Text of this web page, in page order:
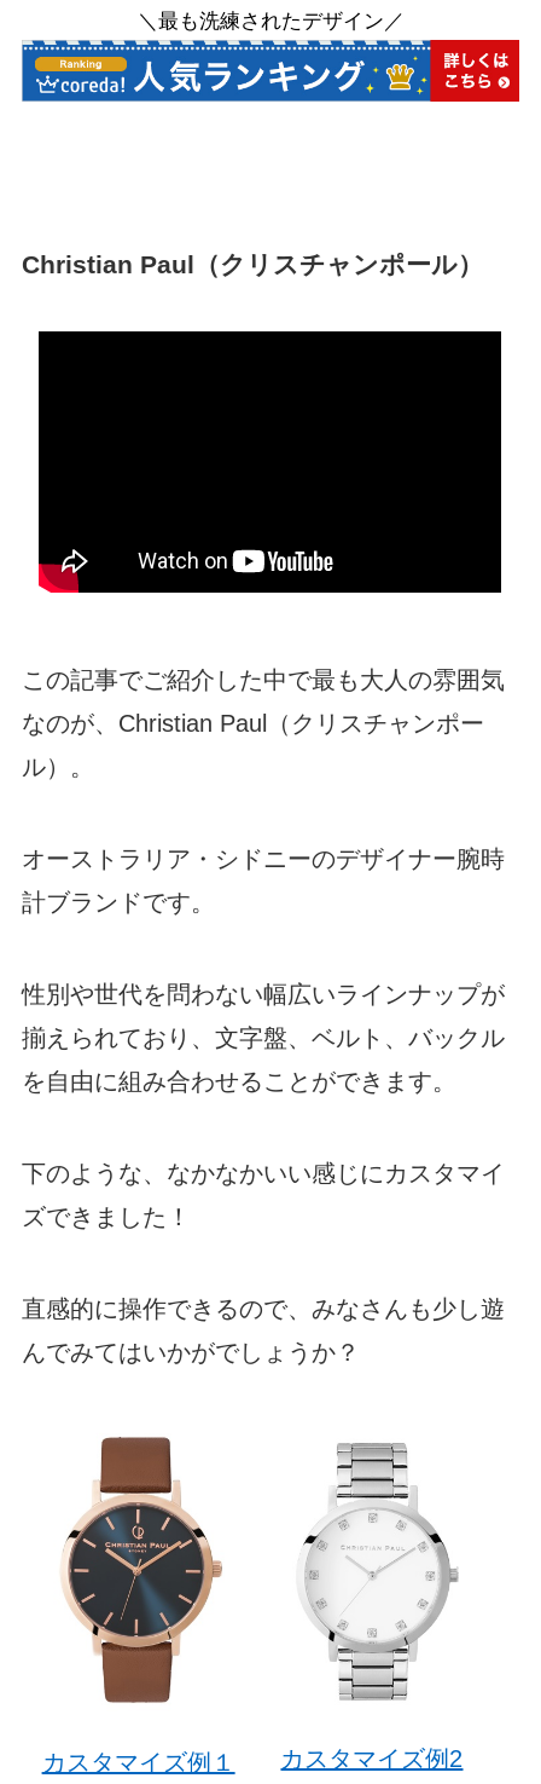
＼最も洗練されたデザイン／
Christian Paul（クリスチャンポール）
この記事でご紹介した中で最も大人の雰囲気
なのが、Christian Paul（クリスチャンポー
ル）。
オーストラリア・シドニーのデザイナー腕時
計ブランドです。
性別や世代を問わない幅広いラインナップが
揃えられており、文字盤、ベルト、バックル
を自由に組み合わせることができます。
下のような、なかなかいい感じにカスタマイ
ズできました！
直感的に操作できるので、みなさんも少し遊
んでみてはいかがでしょうか？
カスタマイズ例１ カスタマイズ例2